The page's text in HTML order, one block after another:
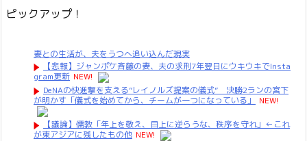
ピックアップ！
妻との生活が、夫をうつへ追い込んだ現実
【悲報】ジャンポケ斉藤の妻、夫の求刑7年翌日にウキウキでInsta
gram更新 NEW!
DeNAの快進撃を支える”レイノルズ提案の儀式” 決勝2ランの宮下
が明かす「儀式を始めてから、チームが一つになっている」
NEW!
【議論】儒教「年上を敬え、目上に逆らうな、秩序を守れ」←これ
が東アジアに残したもの他 NEW!